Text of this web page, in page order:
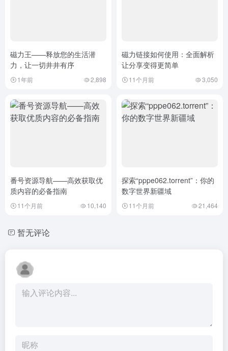
磁力王——释放您的生活潜
力，让一切井井有序
1年前 2,898
磁力链接如何使用：全面解析
让分享变得更简单
11个月前 3,050
番号资源导航——高效获取优
质内容的必备指南
11个月前 10,140
探索“pppe062.torrent”：你的
数字世界新疆域
11个月前 21,464
暂无评论